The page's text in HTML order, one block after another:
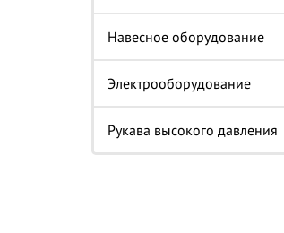
Навесное оборудование
Электрооборудование
Рукава высокого давления